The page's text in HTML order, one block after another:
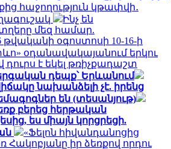
հաջողություն կթափվի․
Ինչ են
մեզ համար.
օգոստոսի 10-16-ի
օդանավակայանում երկու
դուրս է եկել թռիչքադաշտ
դեպք՝ Երևանում
նախանձելի չէ. իրենց
են (տեսանյութ)
բերեց հերթական
ես միայն կորցրեցի.
«Ֆելոն հիվանդանոցից
Հակոբյանը իր ձեռքով որդու